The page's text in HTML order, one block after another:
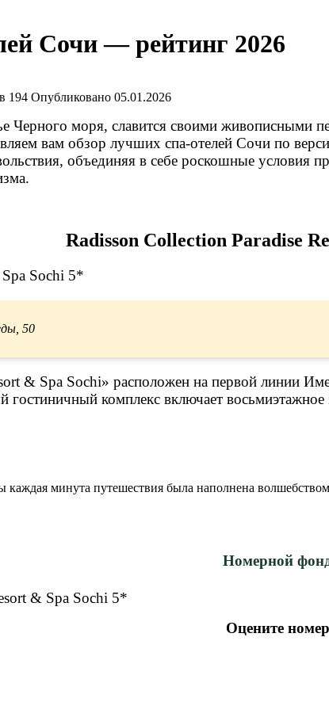
Сочи — рейтинг 2026
194 Опубликовано 05.01.2026
Черного моря, славится своими
вам обзор лучших спа-отелей Сочи по
объединяя в себе роскошные условия
Radisson Collection Paradise
50
& Spa Sochi» расположен на первой линии
комплекс включает
каждая минута путешествия была наполнена
Номерной
Оцените номер